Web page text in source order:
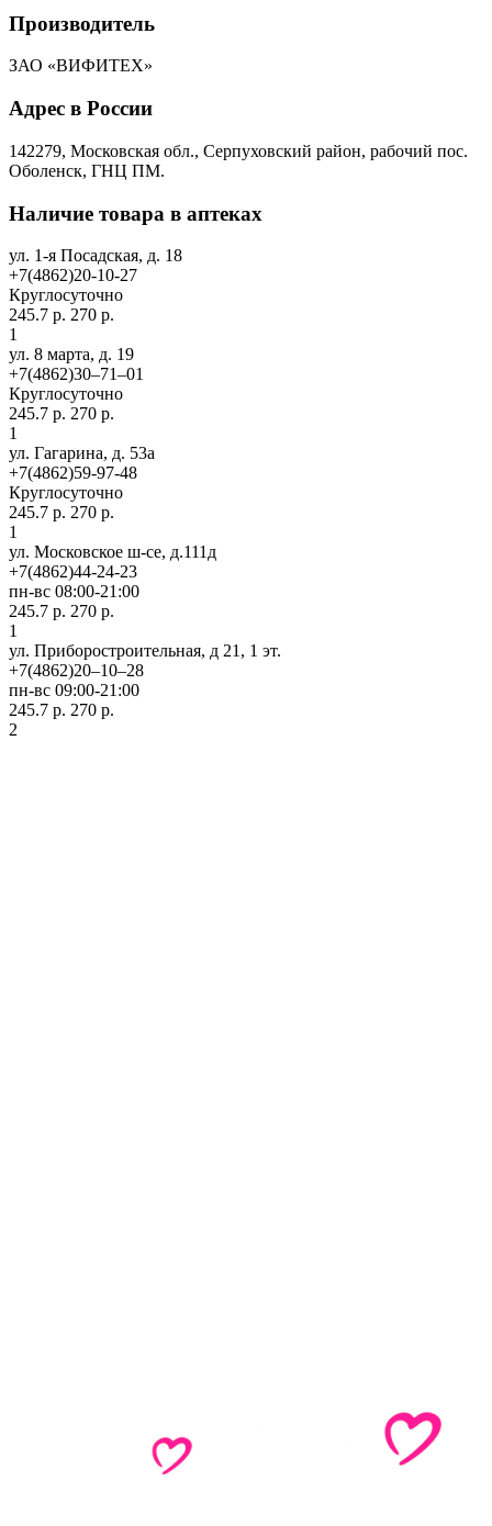
Производитель
ЗАО «ВИФИТЕХ»
Адрес в России
142279, Московская обл., Серпуховский район, рабочий пос.
Оболенск, ГНЦ ПМ.
Наличие товара в аптеках
ул. 1-я Посадская, д. 18
+7(4862)20-10-27
Круглосуточно
245.7 р. 270 р.
1
ул. 8 марта, д. 19
+7(4862)30‒71‒01
Круглосуточно
245.7 р. 270 р.
1
ул. Гагарина, д. 53а
+7(4862)59-97-48
Круглосуточно
245.7 р. 270 р.
1
ул. Московское ш-се, д.111д
+7(4862)44-24-23
пн-вс 08:00-21:00
245.7 р. 270 р.
1
ул. Приборостроительная, д 21, 1 эт.
+7(4862)20‒10‒28
пн-вс 09:00-21:00
245.7 р. 270 р.
2